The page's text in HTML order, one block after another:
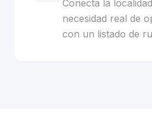
Conecta la
necesidad real de
con un listado de